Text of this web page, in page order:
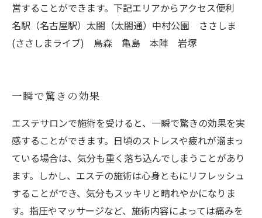
営することができます。下記エリアからアクセス便利
名駅（名古屋駅）太閤（太閤通）中村公園 ささしま
(ささしまライブ) 鳥森 亀島 本陣 岩塚
一瞬で驚きの効果
エステサロンで施術を受けると、一瞬で驚きの効果を実
感することができます。日頃のストレスや疲れが溜まっ
ている場合は、気分も重く落ち込んでしまうことがあり
ます。しかし、エステの施術は心身ともにリフレッシュ
することができ、気分もスッキリと晴れやかになりま
す。指圧やマッサージなど、施術内容によっては痛みを